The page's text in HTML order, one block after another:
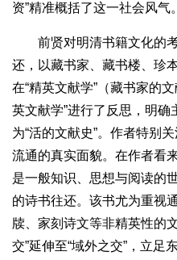
资”精准概括了这一社会风气。
前贤对明清书籍文化的考
还，以藏书家、藏书楼、珍
在“精英文献学”（藏书家的
英文献学”进行了反思，明确
为“活的文献史”。作者特别
流通的真实面貌。在作者看
是一般知识、思想与阅读的
的诗书往还。该书尤为重视
牍、家刻诗文等非精英性的
交”延伸至“域外之交”，立足